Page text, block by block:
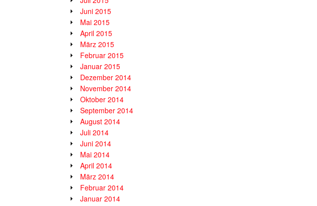
Juni 2015
Mai 2015
April 2015
März 2015
Februar 2015
Januar 2015
Dezember 2014
November 2014
Oktober 2014
September 2014
August 2014
Juli 2014
Juni 2014
Mai 2014
April 2014
März 2014
Februar 2014
Januar 2014